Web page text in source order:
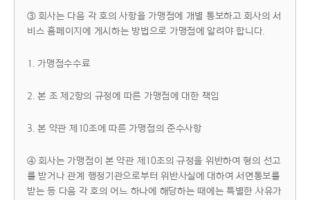
③ 회사는 다음 각 호의 사항을 가맹점에 개별 통보하고 회사의 서
비스 홈페이지에 게시하는 방법으로 가맹점에 알려야 합니다.
1. 가맹점수수료
2. 본 조 제2항의 규정에 따른 가맹점에 대한 책임
3. 본 약관 제10조에 따른 가맹점의 준수사항
④ 회사는 가맹점이 본 약관 제10조의 규정을 위반하여 형의 선고
를 받거나 관계 행정기관으로부터 위반사실에 대하여 서면통보를
받는 등 다음 각 호의 어느 하나에 해당하는 때에는 특별한 사유가